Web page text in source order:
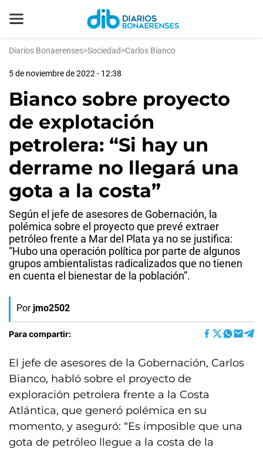
Diarios Bonaerenses>Sociedad>Carlos Bianco
5 de noviembre de 2022 - 12:38
Bianco sobre proyecto
de explotación
petrolera: “Si hay un
derrame no llegará una
gota a la costa”
Según el jefe de asesores de Gobernación, la
polémica sobre el proyecto que prevé extraer
petróleo frente a Mar del Plata ya no se justifica:
“Hubo una operación política por parte de algunos
grupos ambientalistas radicalizados que no tienen
en cuenta el bienestar de la población”.
Por jmo2502
Para compartir:
El jefe de asesores de la Gobernación, Carlos
Bianco, habló sobre el proyecto de
exploración petrolera frente a la Costa
Atlántica, que generó polémica en su
momento, y aseguró: “Es imposible que una
gota de petróleo llegue a la costa de la